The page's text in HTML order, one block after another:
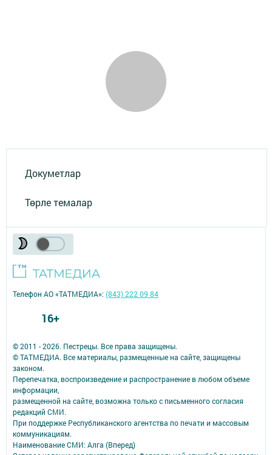
Докуметлар
Төрле темалар
© 2011 - 2026. Пестрецы. Все права защищены.
© ТАТМЕДИА. Все материалы, размещенные на сайте, защищены
законом.
Перепечатка, воспроизведение и распространение в любом объеме
информации,
размещенной на сайте, возможна только с письменного согласия
редакций СМИ.
При поддержке Республиканского агентства по печати и массовым
коммуникациям.
Наименование СМИ: Алга (Вперед)
Телефон АО «ТАТМЕДИА»:(843) 222 09 84
16+